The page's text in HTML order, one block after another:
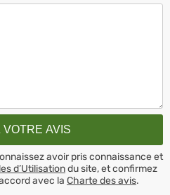
avoir pris connaissance et
d’Utilisationdu site, et confirmez
avec la Charte des avis.